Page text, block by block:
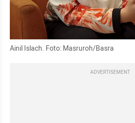
Ainil Islach. Foto: Masruroh/Basra
ADVERTISEMENT